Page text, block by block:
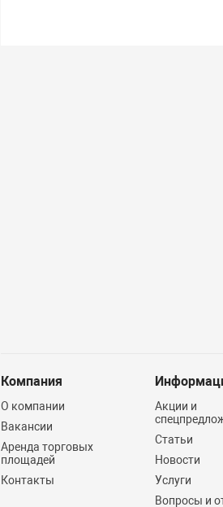
Компания
О компании
Вакансии
Аренда торговых
площадей
Контакты
Акции и
Статьи
Новости
Услуги
Вопросы и